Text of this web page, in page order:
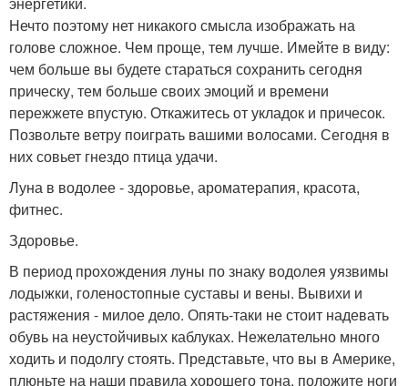
Нечто поэтому нет никакого смысла изображать на
голове сложное. Чем проще, тем лучше. Имейте в виду:
чем больше вы будете стараться сохранить сегодня
прическу, тем больше своих эмоций и времени
пережжете впустую. Откажитесь от укладок и причесок.
Позвольте ветру поиграть вашими волосами. Сегодня в
них совьет гнездо птица удачи.
Луна в водолее - здоровье, ароматерапия, красота,
фитнес.
Здоровье.
В период прохождения луны по знаку водолея уязвимы
лодыжки, голеностопные суставы и вены. Вывихи и
растяжения - милое дело. Опять-таки не стоит надевать
обувь на неустойчивых каблуках. Нежелательно много
ходить и подолгу стоять. Представьте, что вы в Америке,
плюньте на наши правила хорошего тона, положите ноги